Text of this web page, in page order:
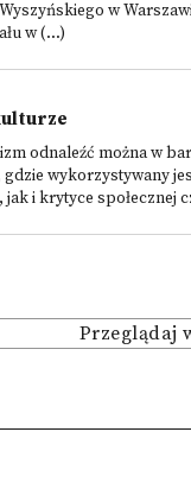
w
w (...)
odnaleźć można w
wykorzystywany
i krytyce społecznej
Przeglądaj